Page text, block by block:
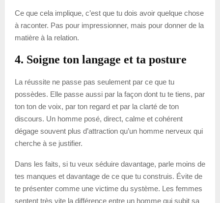
Ce que cela implique, c’est que tu dois avoir quelque chose
à raconter. Pas pour impressionner, mais pour donner de la
matière à la relation.
4. Soigne ton langage et ta posture
La réussite ne passe pas seulement par ce que tu
possèdes. Elle passe aussi par la façon dont tu te tiens, par
ton ton de voix, par ton regard et par la clarté de ton
discours. Un homme posé, direct, calme et cohérent
dégage souvent plus d’attraction qu’un homme nerveux qui
cherche à se justifier.
Dans les faits, si tu veux séduire davantage, parle moins de
tes manques et davantage de ce que tu construis. Évite de
te présenter comme une victime du système. Les femmes
sentent très vite la différence entre un homme qui subit sa